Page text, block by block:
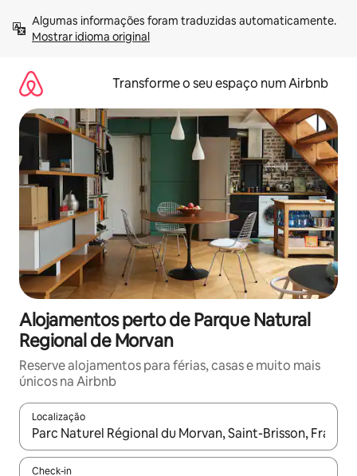
para
Mostrar idioma original
Transforme o seu espaço num Airbnb
Alojamentos perto de Parque Natural
Regional de Morvan
Reserve alojamentos para férias, casas e muito mais
únicos na Airbnb
Localização
Quando os resultados estiverem disponíveis, navegue com
Check-in